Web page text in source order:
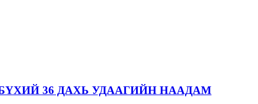
36 ДАХЬ УДААГИЙН НААДАМ